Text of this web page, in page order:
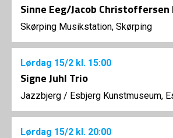
Sinne Eeg/Jacob Christoffersen
Skørping Musikstation, Skørping
Lørdag 15/2 kl. 15:00
Signe Juhl Trio
Jazzbjerg / Esbjerg Kunstmuseum,
Lørdag 15/2 kl. 20:00